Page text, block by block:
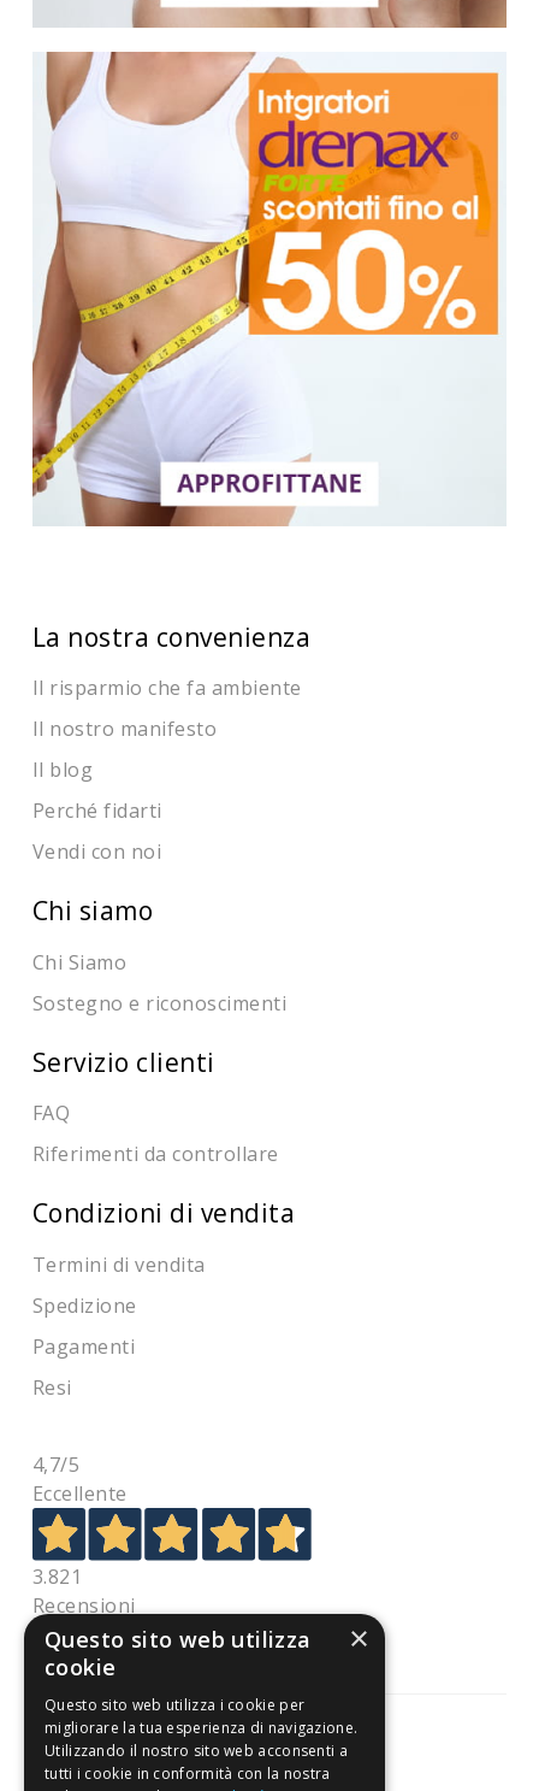
La nostra convenienza
Il risparmio che fa ambiente
Il nostro manifesto
Il blog
Perché fidarti
Vendi con noi
Chi siamo
Chi Siamo
Sostegno e riconoscimenti
Servizio clienti
FAQ
Riferimenti da controllare
Condizioni di vendita
Termini di vendita
Spedizione
Pagamenti
Resi
4,7/5
Eccellente
3.821
Recensioni
Pagamenti sicuri
×
Questo sito web utilizza
cookie
Questo sito web utilizza i cookie per
migliorare la tua esperienza di navigazione.
Utilizzando il nostro sito web acconsenti a
tutti i cookie in conformità con la nostra